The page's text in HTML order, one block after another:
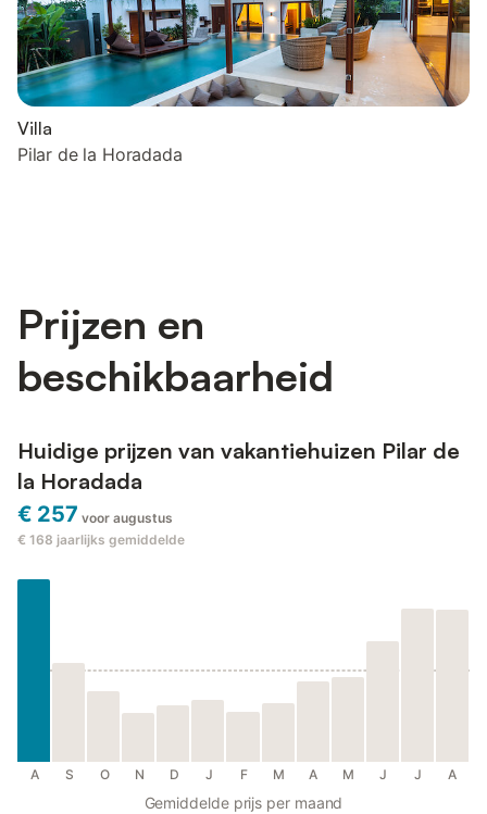
Villa
Pilar de la Horadada
Prijzen en
beschikbaarheid
Huidige prijzen van vakantiehuizen Pilar de
la Horadada
€ 257 voor augustus
€ 168 jaarlijks gemiddelde
A S O N D J F M A M J J A
Gemiddelde prijs per maand